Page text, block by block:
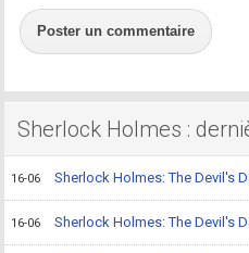
Poster un commentaire
Sherlock Holmes :
16-06 Sherlock Holmes: The Devil's
16-06 Sherlock Holmes: The Devil's